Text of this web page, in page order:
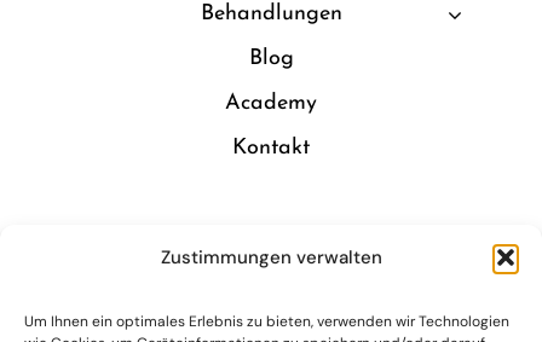
Zustimmungen verwalten
Um Ihnen ein optimales Erlebnis zu bieten, verwenden wir Technologien
Behandlungen
Blog
Academy
Kontakt
Öffnungszeiten
Montag – Dienstag09:15 – 18:00 Uhr